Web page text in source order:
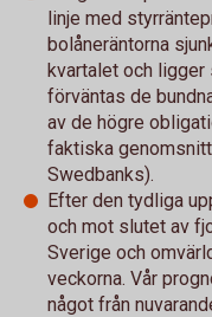
linje med
bolåneräntorna
kvartalet och
förväntas de
av de högre
faktiska
Swedbanks).
Efter den tydliga
och mot slutet av
Sverige och
veckorna. Vår
något från